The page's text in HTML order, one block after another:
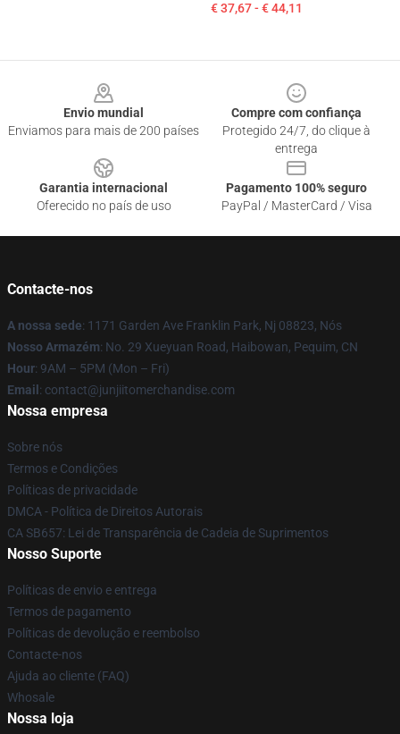
€ 37,67 - € 44,11
Envio mundial
Enviamos para mais de 200 países
Compre com confiança
Protegido 24/7, do clique à
entrega
Garantia internacional
Oferecido no país de uso
Pagamento 100% seguro
PayPal / MasterCard / Visa
Contacte-nos
A nossa sede: 1171 Garden Ave Franklin Park, Nj 08823, Nós
Nosso Armazém: No. 29 Xueyuan Road, Haibowan, Pequim, CN
Hour: 9AM – 5PM (Mon – Fri)
Email : contact@junjiitomerchandise.com
Nossa empresa
Sobre nós
Termos e Condições
Políticas de privacidade
DMCA - Política de Direitos Autorais
CA SB657: Lei de Transparência de Cadeia de Suprimentos
Nosso Suporte
Políticas de envio e entrega
Termos de pagamento
Políticas de devolução e reembolso
Contacte-nos
Ajuda ao cliente (FAQ)
Whosale
Nossa loja